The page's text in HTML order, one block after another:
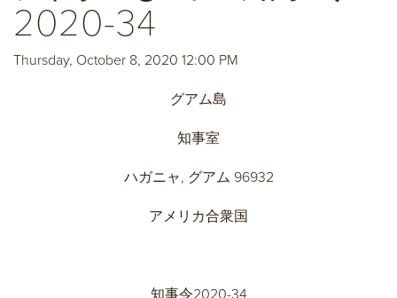
2020-34
Thursday, October 8, 2020 12:00 PM
グアム島
知事室
ハガニャ, グアム 96932
アメリカ合衆国